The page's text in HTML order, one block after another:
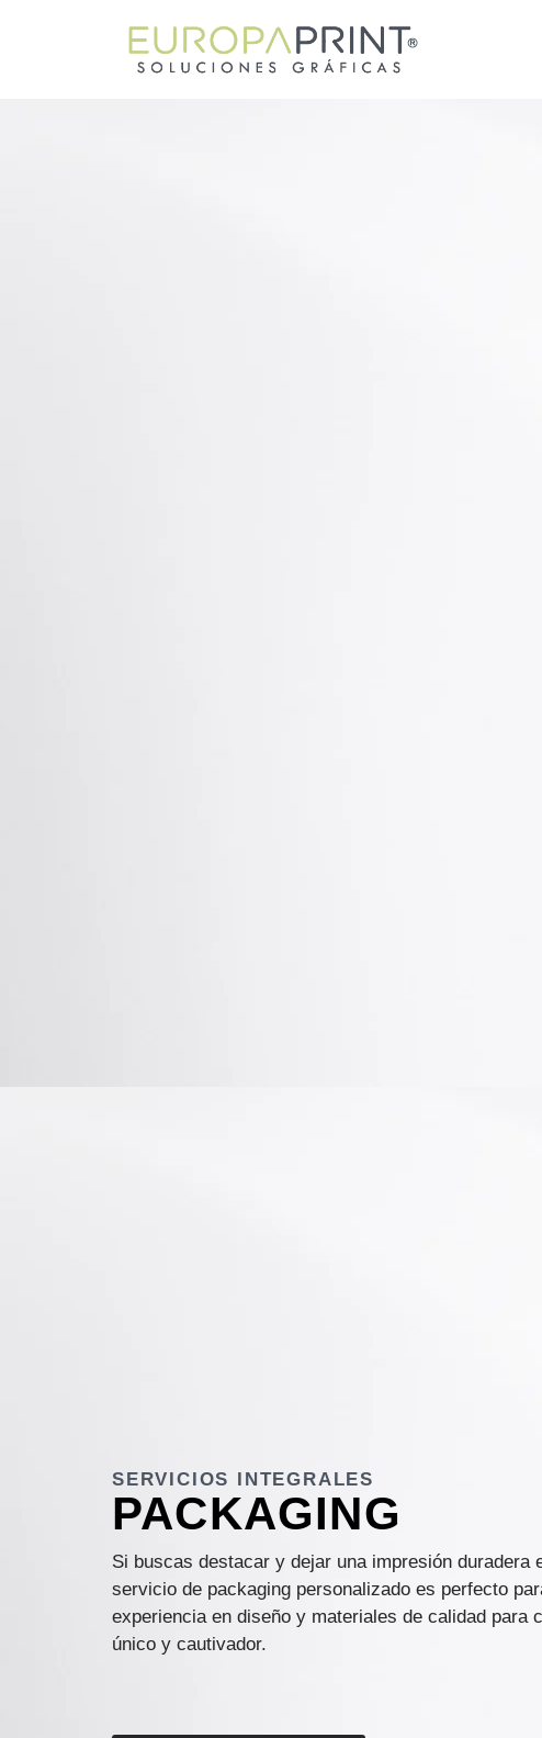
SERVICIOS INTEGRALES
PACKAGING
Si buscas destacar y dejar una impresión duradera
servicio de packaging personalizado es perfecto
experiencia en diseño y materiales de calidad para
único y cautivador.